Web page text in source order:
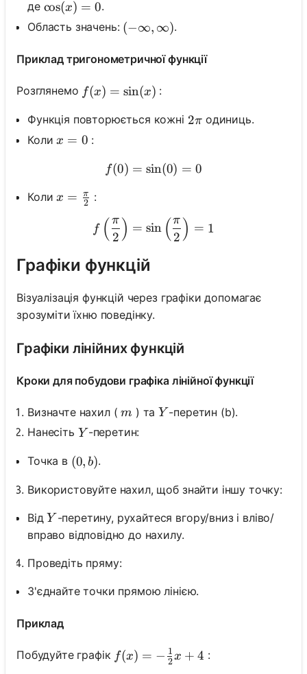
де \cos (x)=0
cos(x) = 0.
Область значень: (-\infty, \infty)
(−∞, ∞).
Приклад тригонометричної функції
Розглянемо f(x)=\sin (x)
f(x) = sin(x) :
Функція повторюється кожні 2 \pi
2π одиниць.
Колиx=0
x = 0 :
f(0)=\sin (0)=0
f(0) = sin(0) = 0
Колиx=\frac{\pi}{2}
x = 2
π :
f ( 2
π ) = sin ( 2
π ) = 1
Графіки функцій
Візуалізація функцій через графіки допомагає
зрозуміти їхню поведінку.
Графіки лінійних функцій
Кроки для побудови графіка лінійної функції
Визначте нахил (m
m ) таY
Y -перетин (b).
Нанесіть Y
Y -перетин:
Точка в (0, b)
(0, b).
Використовуйте нахил, щоб знайти іншу точку:
ВідY
Y -перетину, рухайтеся вгору/вниз і вліво/
вправо відповідно до нахилу.
Проведіть пряму:
З'єднайте точки прямою лінією.
Приклад
Побудуйте графік f(x)=-\frac{1}{2} x+4
f(x) = − 2
1x + 4 :